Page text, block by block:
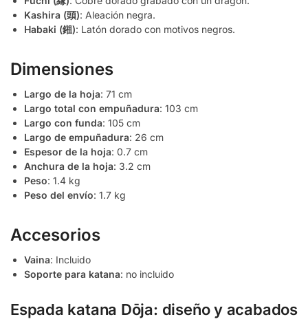
Kashira (頭): Aleación negra.
Habaki (鎺): Latón dorado con motivos negros.
Dimensiones
Largo de la hoja: 71 cm
Largo total con empuñadura: 103 cm
Largo con funda: 105 cm
Largo de empuñadura: 26 cm
Espesor de la hoja: 0.7 cm
Anchura de la hoja: 3.2 cm
Peso: 1.4 kg
Peso del envío: 1.7 kg
Accesorios
Vaina: Incluido
Soporte para katana: no incluido
Espada katana Dōja: diseño y acabados